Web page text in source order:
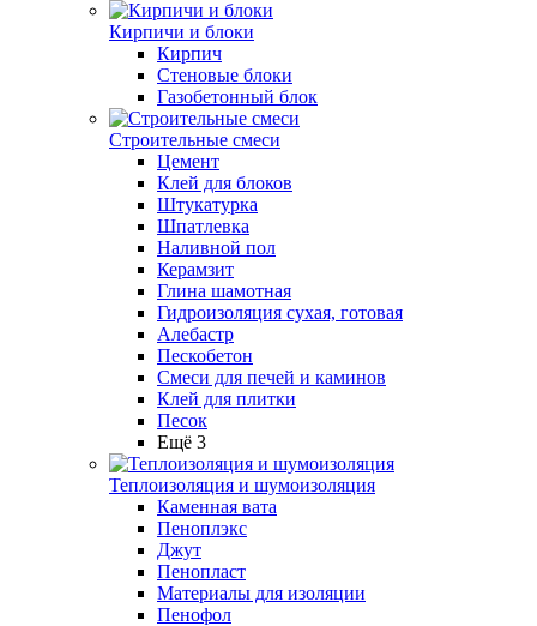
Кирпичи и блоки
Кирпич
Стеновые блоки
Газобетонный блок
Строительные смеси
Цемент
Клей для блоков
Штукатурка
Шпатлевка
Наливной пол
Керамзит
Глина шамотная
Гидроизоляция сухая, готовая
Алебастр
Пескобетон
Смеси для печей и каминов
Клей для плитки
Песок
Ещё 3
Теплоизоляция и шумоизоляция
Каменная вата
Пеноплэкс
Джут
Пенопласт
Материалы для изоляции
Пенофол